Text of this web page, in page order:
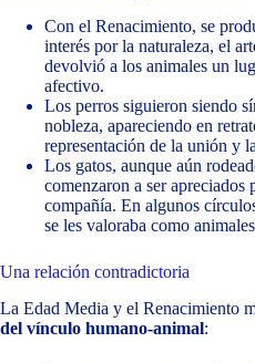
Con el Renacimiento, se
interés por la naturaleza, el
devolvió a los animales un
afectivo.
Los perros siguieron siendo
nobleza, apareciendo en
representación de la unión y
Los gatos, aunque aún
comenzaron a ser apreciados
compañía. En algunos
se les valoraba como
Una relación contradictoria
La Edad Media y el Renacimiento
del vínculo humano-animal: